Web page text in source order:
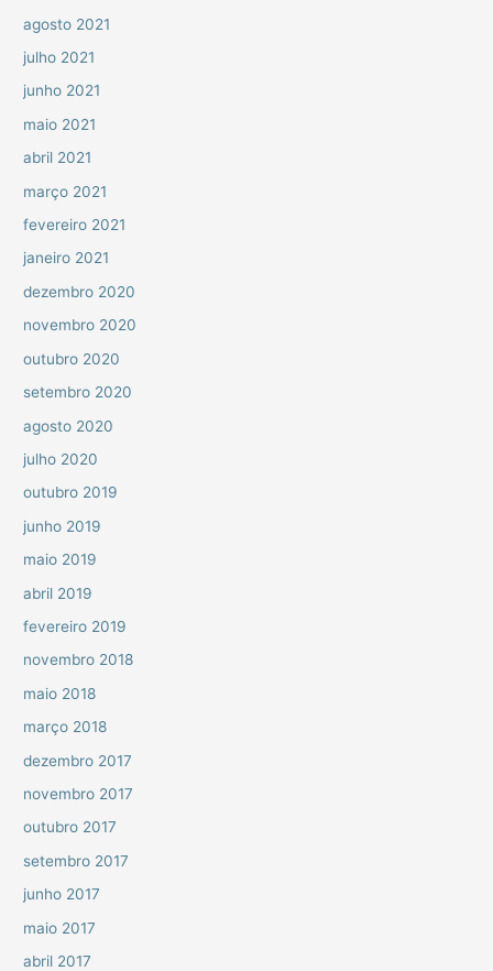
agosto 2021
julho 2021
junho 2021
maio 2021
abril 2021
março 2021
fevereiro 2021
janeiro 2021
dezembro 2020
novembro 2020
outubro 2020
setembro 2020
agosto 2020
julho 2020
outubro 2019
junho 2019
maio 2019
abril 2019
fevereiro 2019
novembro 2018
maio 2018
março 2018
dezembro 2017
novembro 2017
outubro 2017
setembro 2017
junho 2017
maio 2017
abril 2017